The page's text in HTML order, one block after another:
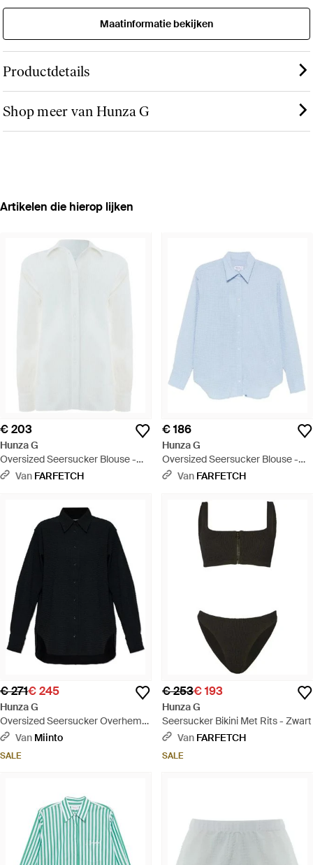
Maatinformatie bekijken
Productdetails
Shop meer van Hunza G
Artikelen die hierop lijken
€ 203
Hunza G
Oversized Seersucker Blouse -
Wit Van FARFETCH
€ 186
Hunza G
Oversized Seersucker Blouse -
Blauw
Van FARFETCH
€ 271€ 245
Hunza G
Oversized Seersucker Overhemd
- Blauw
Van Miinto
SALE
€ 253€ 193
Hunza G
Seersucker Bikini Met Rits - Zwart
Van FARFETCH
SALE